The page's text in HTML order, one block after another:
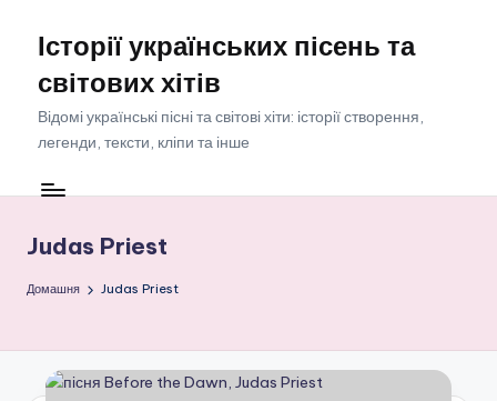
Перейти
вмісту
Історії українських пісень та
світових хітів
Відомі українські пісні та світові хіти: історії створення,
легенди, тексти, кліпи та інше
Judas Priest
Домашня Judas Priest